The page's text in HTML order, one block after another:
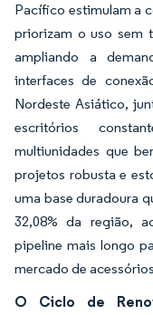
Pacífico estimulam a
priorizam o uso sem
ampliando a
interfaces de
Nordeste Asiático,
escritórios
multiunidades que
projetos robusta e
uma base duradoura
32,08% da região,
pipeline mais longo
mercado de
O Ciclo de